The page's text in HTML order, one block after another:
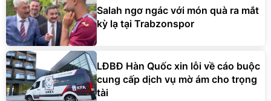
Salah ngơ ngác với món quà ra mắt
kỳ lạ tại Trabzonspor
LĐBĐ Hàn Quốc xin lỗi về cáo buộc
cung cấp dịch vụ mờ ám cho trọng
tài